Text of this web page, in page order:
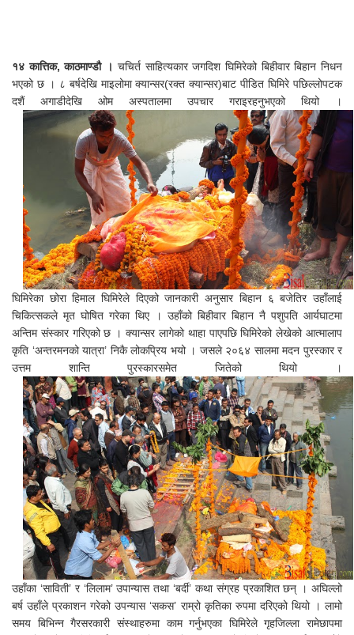
१४ कात्तिक, काठमाण्डौ । चचिर्त साहित्यकार जगदिश घिमिरेको बिहीवार बिहान निधन
भएको छ । ८ बर्षदेखि माइलोमा क्यान्सर(रक्त क्यान्सर)बाट पीडित घिमिरे पछिल्लोपटक
दशैं अगाडीदेखि ओम अस्पतालमा उपचार गराइरहनुभएको थियो ।
घिमिरेका छोरा हिमाल घिमिरेले दिएको जानकारी अनुसार बिहान ६ बजेतिर उहाँलाई
चिकित्सकले मृत घोषित गरेका थिए । उहाँको बिहीवार बिहान नै पशुपति आर्यघाटमा
अन्तिम संस्कार गरिएको छ । क्यान्सर लागेको थाहा पाएपछि घिमिरेको लेखेको आत्मालाप
कृति ‘अन्तरमनको यात्रा’ निकै लोकप्रिय भयो । जसले २०६४ सालमा मदन पुरस्कार र
उत्तम शान्ति पुरस्कारसमेत जितेको थियो ।
उहाँका ‘साविती’ र ‘लिलाम’ उपान्यास तथा ‘बर्दी’ कथा संग्रह प्रकाशित छन् । अघिल्लो
बर्ष उहाँले प्रकाशन गरेको उपन्यास ‘सकस’ राम्रो कृतिका रुपमा दरिएको थियो । लामो
समय बिभिन्न गैरसरकारी संस्थाहरुमा काम गर्नुभएका घिमिरेले गृहजिल्ला रामेछापमा